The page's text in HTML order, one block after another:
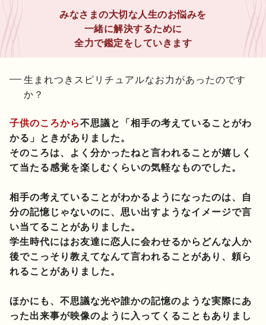
みなさまの大切な人生のお悩みを
一緒に解決するために
全力で鑑定をしていきます
生まれつきスピリチュアルなお力があったのです
か？
子供のころから不思議と「相手の考えていることがわ
かる」ときがありました。
そのころは、よく分かったねと言われることが嬉しく
て当たる感覚を楽しむくらいの気軽なものでした。
相手の考えていることがわかるようになったのは、自
分の記憶じゃないのに、思い出すようなイメージで言
い当てることがありました。
学生時代にはお友達に恋人に会わせるからどんな人か
後でこっそり教えてなんて言われることがあり、頼ら
れることがありました。
ほかにも、不思議な光や誰かの記憶のような実際にあ
った出来事が映像のように入ってくることもありまし